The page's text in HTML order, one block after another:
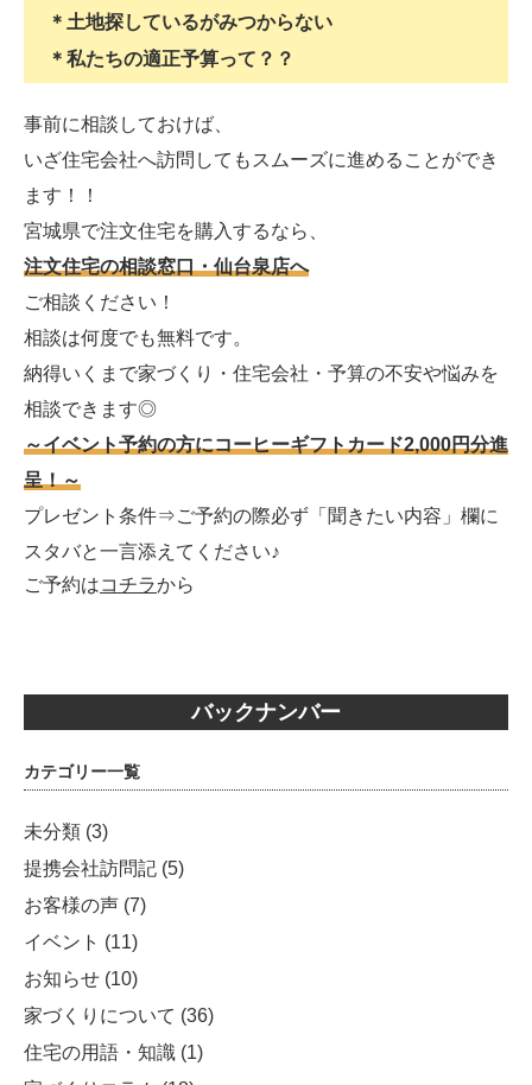
＊土地探しているがみつからない
＊私たちの適正予算って？？
事前に相談しておけば、
いざ住宅会社へ訪問してもスムーズに進めることができ
ます！！
宮城県で注文住宅を購入するなら、
注文住宅の相談窓口・仙台泉店へ
ご相談ください！
相談は何度でも無料です。
納得いくまで家づくり・住宅会社・予算の不安や悩みを
相談できます◎
～イベント予約の方にコーヒーギフトカード2,000円分進
呈！～
プレゼント条件⇒ご予約の際必ず「聞きたい内容」欄に
スタバと一言添えてください♪
ご予約はコチラから
バックナンバー
カテゴリー一覧
未分類 (3)
提携会社訪問記 (5)
お客様の声 (7)
イベント (11)
お知らせ (10)
家づくりについて (36)
住宅の用語・知識 (1)